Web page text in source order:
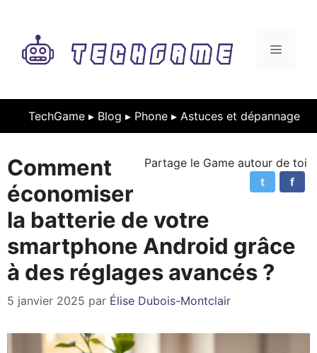
contenu
MENU
TechGame ▸ Blog ▸ Phone ▸ Astuces et dépannage
Partage le Game autour de toi
f
t
Comment
économiser
la batterie de votre
smartphone Android grâce
à des réglages avancés ?
5 janvier 2025 par Élise Dubois-Montclair